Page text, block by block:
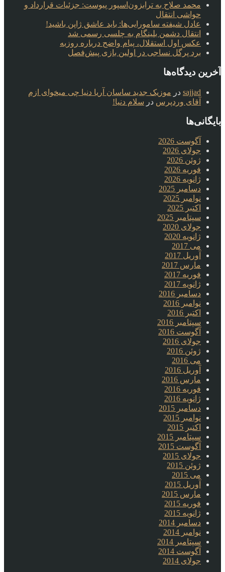
محمد صلاح به ترابزون‌اسپور پیوست: جزئیات قرارداد و
حواشی انتقال
عادل شیفته سامورایی‌ها: باید عاشق ژاپن باشید!
انتقال دشمن بلینگام به چلسی رسمی شد
عکس اول استقلال، پیام واضح درباره روزبه
برد پرگل نساجی در اولین بازی پیش‌فصل
آخرین دیدگاه‌ها
sajjad در موزیک جدید ساسان آریا دنیا چی میخوای ازم
آقای وردپرس در سلام دنیا!
بایگانی‌ها
آگوست 2026
جولای 2026
ژوئن 2026
فوریه 2026
ژانویه 2026
دسامبر 2025
نوامبر 2025
اکتبر 2025
سپتامبر 2025
جولای 2020
ژانویه 2020
می 2017
آوریل 2017
مارس 2017
فوریه 2017
ژانویه 2017
دسامبر 2016
نوامبر 2016
اکتبر 2016
سپتامبر 2016
آگوست 2016
جولای 2016
ژوئن 2016
می 2016
آوریل 2016
مارس 2016
فوریه 2016
ژانویه 2016
دسامبر 2015
نوامبر 2015
اکتبر 2015
سپتامبر 2015
آگوست 2015
جولای 2015
ژوئن 2015
می 2015
آوریل 2015
مارس 2015
فوریه 2015
ژانویه 2015
دسامبر 2014
نوامبر 2014
سپتامبر 2014
آگوست 2014
جولای 2014